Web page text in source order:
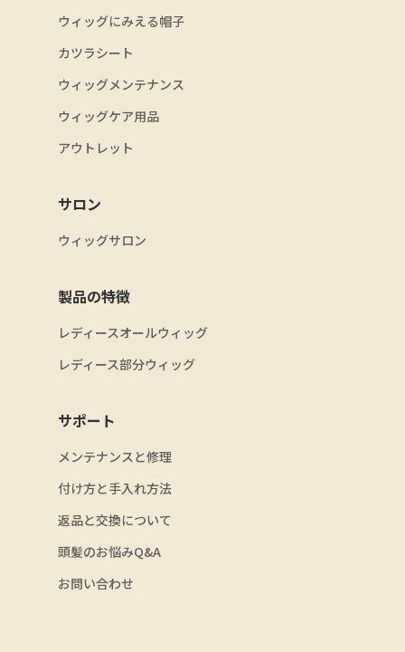
ウィッグにみえる帽子
カツラシート
ウィッグメンテナンス
ウィッグケア用品
アウトレット
サロン
ウィッグサロン
製品の特徴
レディースオールウィッグ
レディース部分ウィッグ
サポート
メンテナンスと修理
付け方と手入れ方法
返品と交換について
頭髪のお悩みQ&A
お問い合わせ